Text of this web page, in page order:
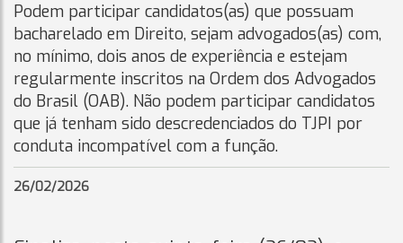
Podem participar candidatos(as) que possuam
bacharelado em Direito, sejam advogados(as) com,
no mínimo, dois anos de experiência e estejam
regularmente inscritos na Ordem dos Advogados
do Brasil (OAB). Não podem participar candidatos
que já tenham sido descredenciados do TJPI por
conduta incompatível com a função.
26/02/2026